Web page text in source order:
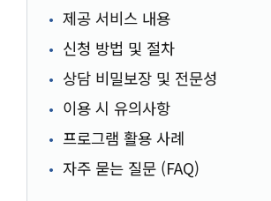
제공 서비스 내용
신청 방법 및 절차
상담 비밀보장 및 전문성
이용 시 유의사항
프로그램 활용 사례
자주 묻는 질문 (FAQ)